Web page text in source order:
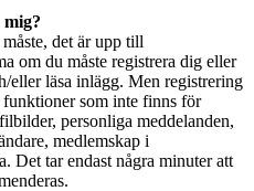
det är upp till
om du måste registrera dig eller
eller läsa inlägg. Men registrering
som inte finns för
personliga meddelanden,
medlemskap i
Det tar endast några minuter att